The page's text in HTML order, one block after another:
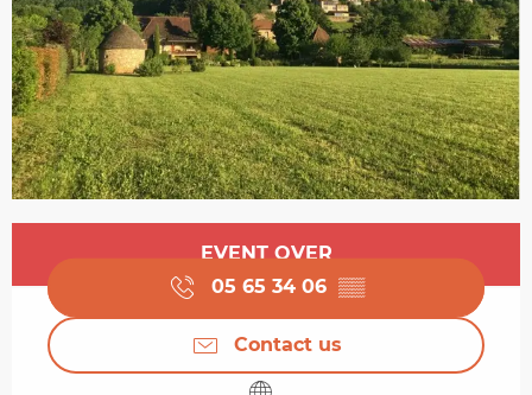
Opening hours & contact details
EVENT OVER
05 65 34 06 ▒▒
Contact us